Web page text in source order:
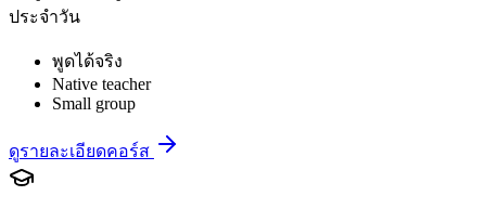
ประจำวัน
พูดได้จริง
Native teacher
Small group
ดูรายละเอียดคอร์ส